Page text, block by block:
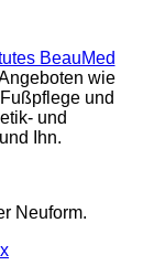
BeauMed
wie
und
und
Ihn.
Neuform.